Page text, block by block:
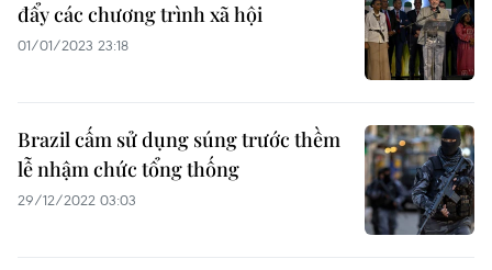
đẩy các chương trình xã hội
01/01/2023 23:18
Brazil cấm sử dụng súng trước thềm
lễ nhậm chức tổng thống
29/12/2022 03:03